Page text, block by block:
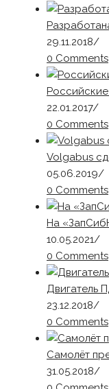
29.11.2018/
0 Comments
22.01.2017/
0 Comments
Volgabus
05.06.2019/
0 Comments
На
10.05.2021/
0 Comments
Двигатель
23.12.2018/
0 Comments
Самолёт
31.05.2018/